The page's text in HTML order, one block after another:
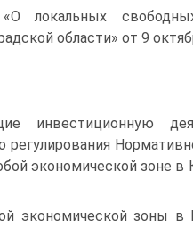
локальных
области» от 9
инвестиционную
регулирования
экономической зоне в
экономической зоны в